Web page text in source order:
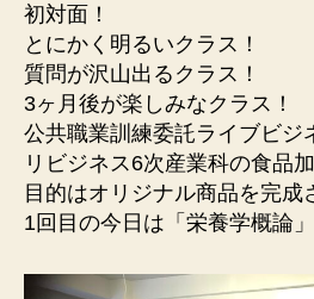
初対面！
とにかく明るいクラス！
質問が沢山出るクラス！
3ヶ月後が楽しみなクラス！
公共職業訓練委託ライブビジ
リビジネス6次産業科の食品
目的はオリジナル商品を完成
1回目の今日は「栄養学概論」